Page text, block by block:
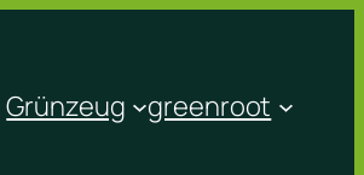
Grünzeug greenroot